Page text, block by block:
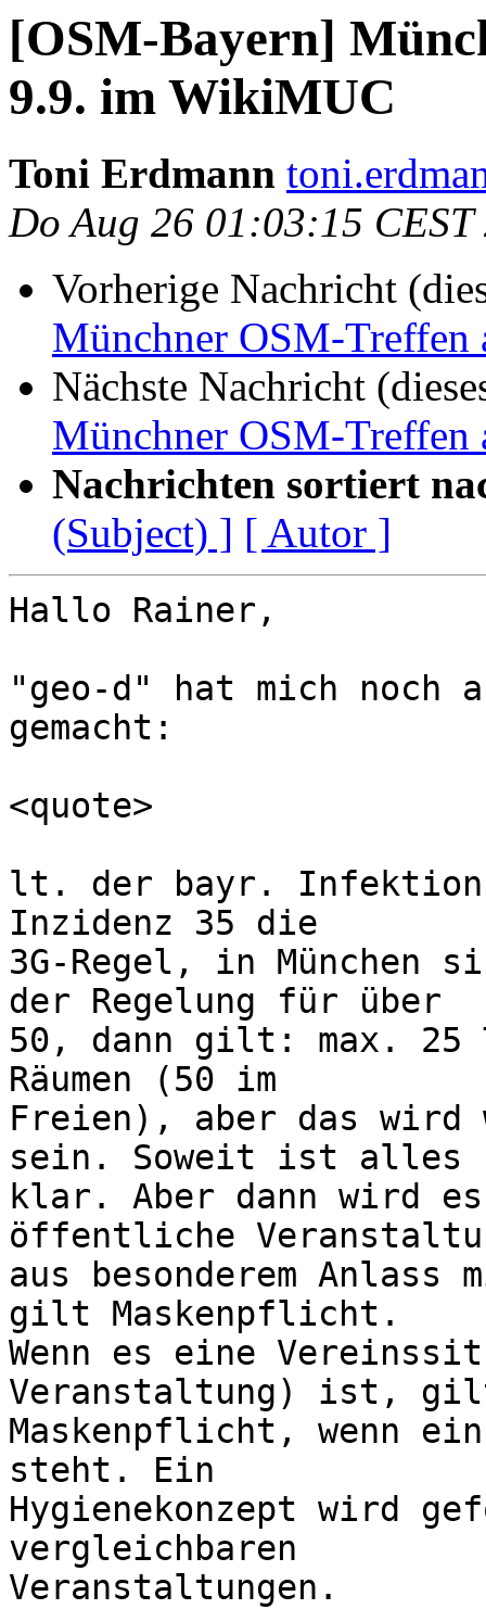
[OSM-Bayern]
9.9. im WikiMUC
Toni Erdmann
Do Aug 26 01:03:15 CEST
Vorherige Nachricht
Münchner OSM-
Nächste Nachricht
Münchner OSM-
Nachrichten sortiert
(Subject) ] [ Autor ]
Hallo Rainer,
"geo-d" hat mich noch
gemacht:
<quote>
lt. der bayr.
Inzidenz 35 die
3G-Regel, in München
der Regelung für über
50, dann gilt: max. 25
Räumen (50 im
Freien), aber das wird
sein. Soweit ist alles
klar. Aber dann wird es
öffentliche
aus besonderem
gilt Maskenpflicht.
Wenn es eine
Veranstaltung) ist,
Maskenpflicht, wenn
steht. Ein
Hygienekonzept wird
vergleichbaren
Veranstaltungen.